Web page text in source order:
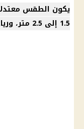
يكون الطقس
1.5 إلى 2.5 متر، ورياح شمالية غربية نشطة.